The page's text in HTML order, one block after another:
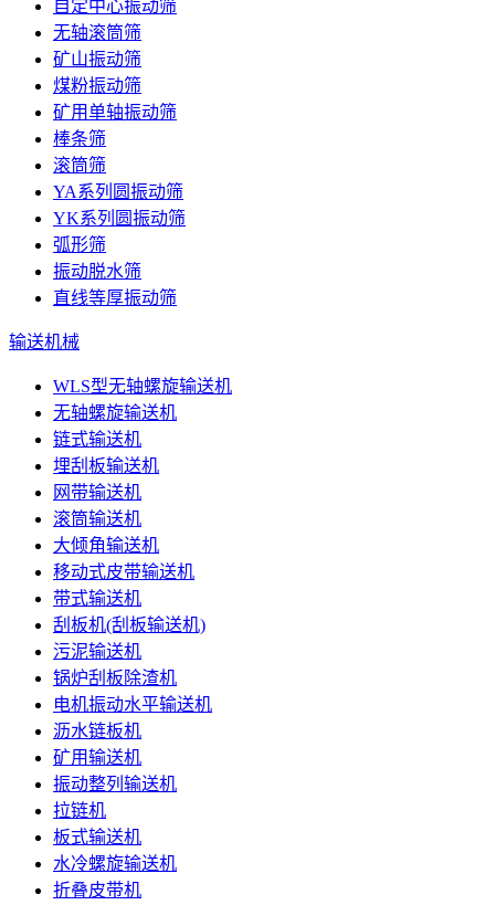
自定中心振动筛
无轴滚筒筛
矿山振动筛
煤粉振动筛
矿用单轴振动筛
棒条筛
滚筒筛
YA系列圆振动筛
YK系列圆振动筛
弧形筛
振动脱水筛
直线等厚振动筛
输送机械
WLS型无轴螺旋输送机
无轴螺旋输送机
链式输送机
埋刮板输送机
网带输送机
滚筒输送机
大倾角输送机
移动式皮带输送机
带式输送机
刮板机(刮板输送机)
污泥输送机
锅炉刮板除渣机
电机振动水平输送机
沥水链板机
矿用输送机
振动整列输送机
拉链机
板式输送机
水冷螺旋输送机
折叠皮带机